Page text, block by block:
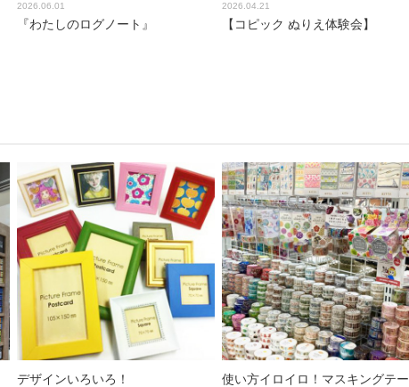
2026.06.01
『わたしのログノート』
2026.04.21
【コピック ぬりえ体験会】
デザインいろいろ！
使い方イロイロ！マスキングテー